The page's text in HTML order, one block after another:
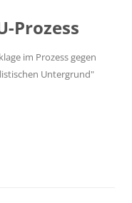
Prozess
im Prozess gegen
Untergrund"